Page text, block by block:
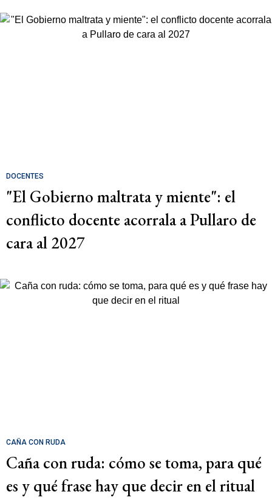
DOCENTES
"El Gobierno maltrata y miente": el
conflicto docente acorrala a Pullaro de
cara al 2027
CAÑA CON RUDA
Caña con ruda: cómo se toma, para qué
es y qué frase hay que decir en el ritual